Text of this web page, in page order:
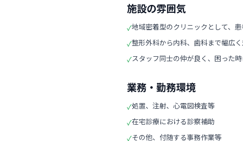
施設の雰囲気
✓地域密着型のクリニックとして、
✓整形外科から内科、歯科まで幅広
✓スタッフ同士の仲が良く、困った
業務・勤務環境
✓処置、注射、心電図検査等
✓在宅診療における診察補助
✓その他、付随する事務作業等